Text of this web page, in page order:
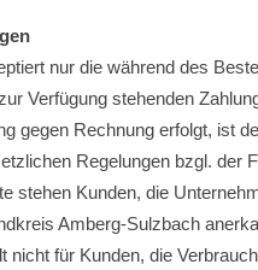
nur die während des
Verfügung stehenden
gegen Rechnung erfolgt, ist
Regelungen bzgl. der
stehen Kunden, die
Amberg-Sulzbach
nicht für Kunden, die